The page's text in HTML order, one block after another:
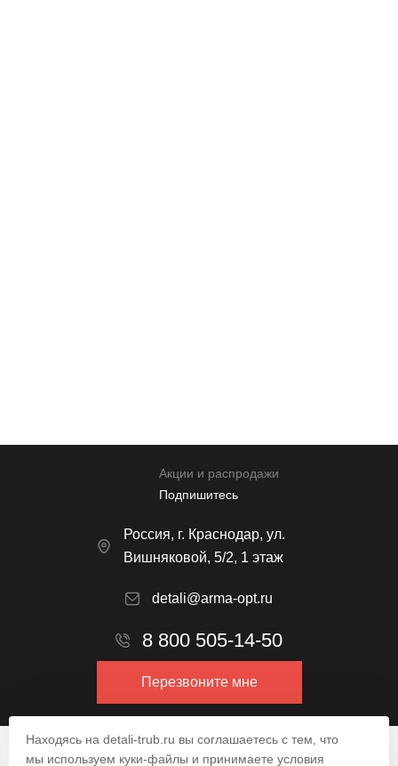
Акции и распродажи
Подпишитесь
Россия, г. Краснодар, ул.
Вишняковой, 5/2, 1 этаж
detali@arma-opt.ru
8 800 505-14-50
Перезвоните мне
Находясь на detali-trub.ru вы соглашаетесь с тем, что
мы используем куки-файлы и принимаете условия